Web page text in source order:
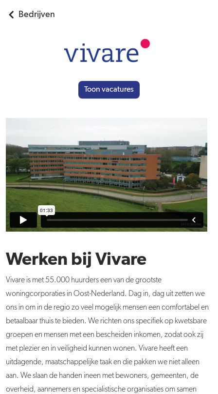
Bedrijven
Toon vacatures
Werken bij Vivare
Vivare is met 55.000 huurders een van de grootste
woningcorporaties in Oost-Nederland. Dag in, dag uit zetten we
ons in om in de regio zo veel mogelijk mensen een comfortabel en
betaalbaar thuis te bieden. We richten ons specifiek op kwetsbare
groepen en mensen met een bescheiden inkomen, zodat ook zij
met plezier en in veiligheid kunnen wonen. Vivare heeft een
uitdagende, maatschappelijke taak en die pakken we niet alleen
aan. We slaan de handen ineen met bewoners, gemeenten, de
overheid, aannemers en specialistische organisaties om samen